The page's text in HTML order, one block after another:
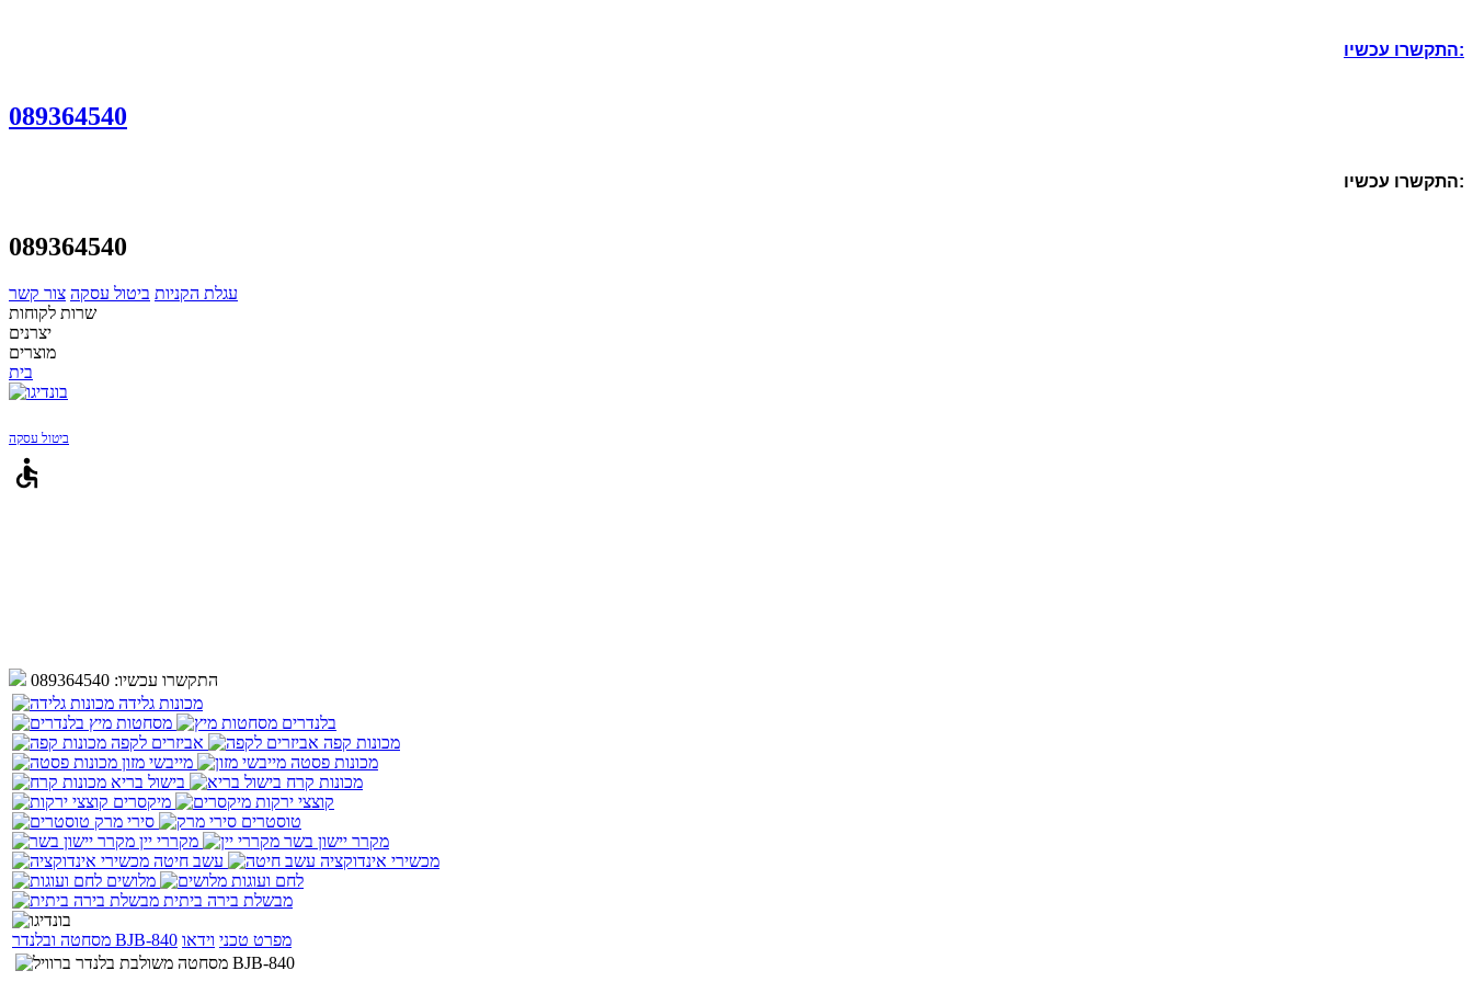
התקשרו עכשיו:
089364540
התקשרו עכשיו:
089364540
עגלת הקניות ביטול עסקה צור קשר
שרות לקוחות
יצרנים
מוצרים
בית
ביטול עסקה
accessible
התקשרו עכשיו: 089364540
מכונות גלידה
בלנדרים
מסחטות מיץ
מכונות קפה
אביזרים לקפה
מכונות פסטה
מייבשי מזון
מכונות קרח
בישול בריא
קוצצי ירקות
מיקסרים
טוסטרים
סירי מרק
מקרר יישון בשר
מקררי יין
מכשירי אינדוקציה
עשב חיטה
לחם ועוגות
מלושים
מבשלת בירה ביתית
מסחטה ובלנדר BJB-840 מפרט טכני וידאו